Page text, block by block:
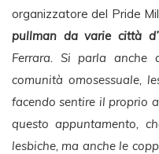
organizzatore del Pride
pullman da varie città
Ferrara. Si parla
comunità omosessuale,
facendo sentire il proprio
questo appuntamento,
lesbiche, ma anche le